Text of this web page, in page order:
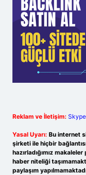
Reklam ve İletişim:
Yasal Uyarı: Bu internet
şirketi ile hiçbir
hazırladığımız
haber niteliği
paylaşım